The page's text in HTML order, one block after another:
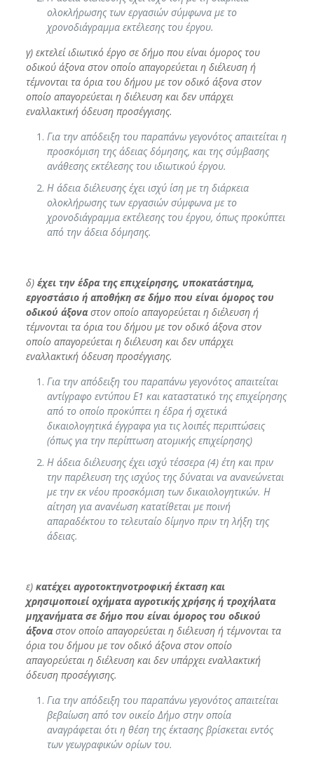
ολοκλήρωσης των εργασιών σύμφωνα με το
χρονοδιάγραμμα εκτέλεσης του έργου.
γ) εκτελεί ιδιωτικό έργο σε δήμο που είναι όμορος του
οδικού άξονα στον οποίο απαγορεύεται η διέλευση ή
τέμνονται τα όρια του δήμου με τον οδικό άξονα στον
οποίο απαγορεύεται η διέλευση και δεν υπάρχει
εναλλακτική όδευση προσέγγισης.
Για την απόδειξη του παραπάνω γεγονότος απαιτείται η
προσκόμιση της άδειας δόμησης, και της σύμβασης
ανάθεσης εκτέλεσης του ιδιωτικού έργου.
Η άδεια διέλευσης έχει ισχύ ίση με τη διάρκεια
ολοκλήρωσης των εργασιών σύμφωνα με το
χρονοδιάγραμμα εκτέλεσης του έργου, όπως προκύπτει
από την άδεια δόμησης.
δ) έχει την έδρα της επιχείρησης, υποκατάστημα,
εργοστάσιο ή αποθήκη σε δήμο που είναι όμορος του
οδικού άξοναστον οποίο απαγορεύεται η διέλευση ή
τέμνονται τα όρια του δήμου με τον οδικό άξονα στον
οποίο απαγορεύεται η διέλευση και δεν υπάρχει
εναλλακτική όδευση προσέγγισης.
Για την απόδειξη του παραπάνω γεγονότος απαιτείται
αντίγραφο εντύπου Ε1 και καταστατικό της επιχείρησης
από το οποίο προκύπτει η έδρα ή σχετικά
δικαιολογητικά έγγραφα για τις λοιπές περιπτώσεις
(όπως για την περίπτωση ατομικής επιχείρησης)
Η άδεια διέλευσης έχει ισχύ τέσσερα (4) έτη και πριν
την παρέλευση της ισχύος της δύναται να ανανεώνεται
με την εκ νέου προσκόμιση των δικαιολογητικών. Η
αίτηση για ανανέωση κατατίθεται με ποινή
απαραδέκτου το τελευταίο δίμηνο πριν τη λήξη της
άδειας.
ε) κατέχει αγροτοκτηνοτροφική έκταση και
χρησιμοποιεί οχήματα αγροτικής χρήσης ή τροχήλατα
μηχανήματα σε δήμο που είναι όμορος του οδικού
άξοναστον οποίο απαγορεύεται η διέλευση ή τέμνονται τα
όρια του δήμου με τον οδικό άξονα στον οποίο
απαγορεύεται η διέλευση και δεν υπάρχει εναλλακτική
όδευση προσέγγισης.
Για την απόδειξη του παραπάνω γεγονότος απαιτείται
βεβαίωση από τον οικείο Δήμο στην οποία
αναγράφεται ότι η θέση της έκτασης βρίσκεται εντός
των γεωγραφικών ορίων του.